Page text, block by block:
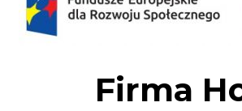
Firma